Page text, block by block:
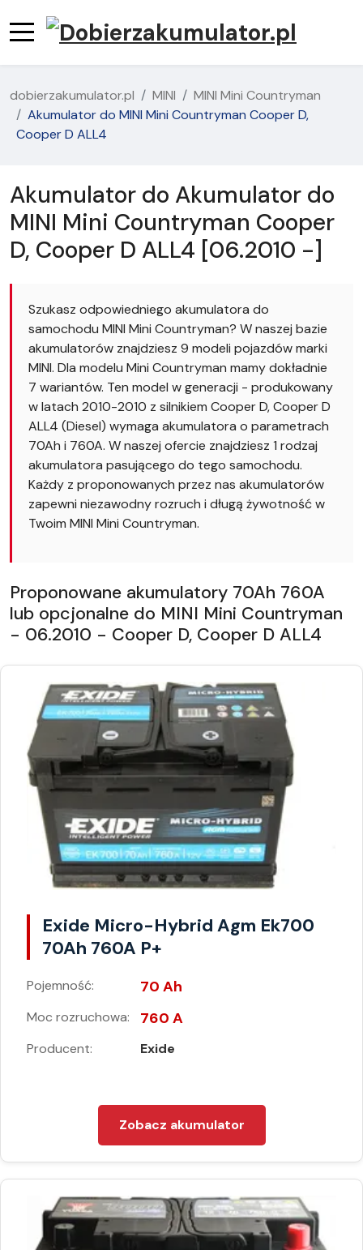
dobierzakumulator.pl MINI
MINI Mini Countryman
Akumulator do MINI Mini Countryman Cooper D,
Cooper D ALL4
Akumulator do Akumulator do
MINI Mini Countryman Cooper
D, Cooper D ALL4 [06.2010 -]
Szukasz odpowiedniego akumulatora do
samochodu MINI Mini Countryman? W naszej bazie
akumulatorów znajdziesz 9 modeli pojazdów marki
MINI. Dla modelu Mini Countryman mamy dokładnie
7 wariantów. Ten model w generacji - produkowany
w latach 2010-2010 z silnikiem Cooper D, Cooper D
ALL4 (Diesel) wymaga akumulatora o parametrach
70Ah i 760A. W naszej ofercie znajdziesz 1 rodzaj
akumulatora pasującego do tego samochodu.
Każdy z proponowanych przez nas akumulatorów
zapewni niezawodny rozruch i długą żywotność w
Twoim MINI Mini Countryman.
Proponowane akumulatory 70Ah 760A
lub opcjonalne do MINI Mini Countryman
- 06.2010 - Cooper D, Cooper D ALL4
Exide Micro-Hybrid Agm Ek700
70Ah 760A P+
Pojemność: 70 Ah
Moc rozruchowa: 760 A
Producent: Exide
Zobacz akumulator